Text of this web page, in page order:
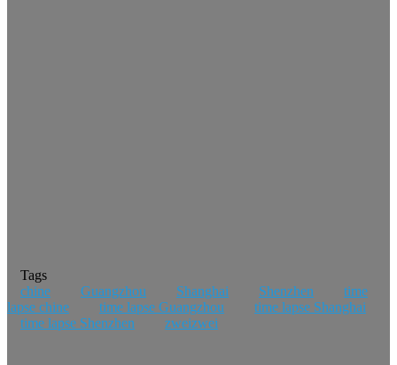
Tags
chine
Guangzhou Shanghai Shenzhen
time
lapse chine
time lapse Guangzhou
time lapse Shanghai
time lapse Shenzhen
zweizwei